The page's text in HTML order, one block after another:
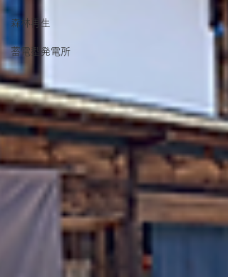
森林再生
蓄電型発電所